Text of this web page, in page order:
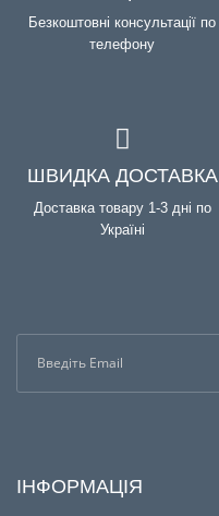
Безкоштовні консультації по
телефону
ШВИДКА ДОСТАВКА
Доставка товару 1-3 дні по
Україні
ІНФОРМАЦІЯ